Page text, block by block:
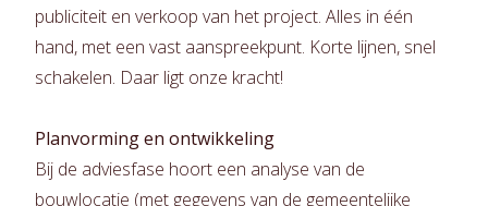
publiciteit en verkoop van het project. Alles in één
hand, met een vast aanspreekpunt. Korte lijnen, snel
schakelen. Daar ligt onze kracht!
Planvorming en ontwikkeling
Bij de adviesfase hoort een analyse van de
bouwlocatie (met gegevens van de gemeentelijke